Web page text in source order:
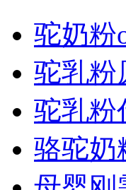
驼奶粉
驼乳粉
驼乳粉
骆驼奶